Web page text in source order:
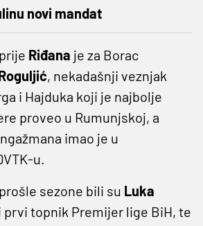
novi mandat
Riđana je za Borac
, nekadašnji veznjak
i Hajduka koji je najbolje
proveo u Rumunjskoj, a
imao je u
u.
sezone bili su Luka
prvi topnik Premijer lige BiH, te